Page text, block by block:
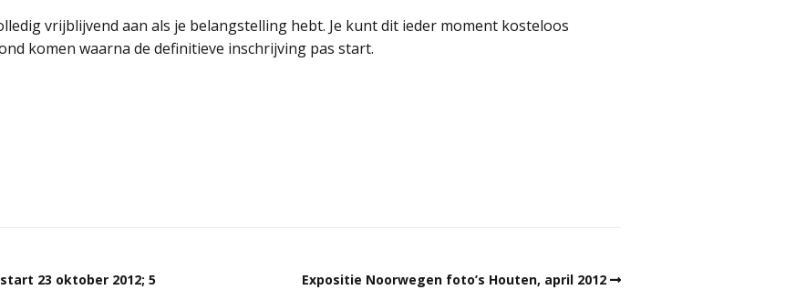
vrijblijvend aan als je belangstelling hebt. Je kunt dit ieder moment kosteloos
komen waarna de definitieve inschrijving pas start.
23 oktober 2012; 5
Expositie Noorwegen foto’s Houten, april 2012